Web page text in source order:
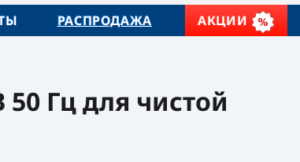
РАСПРОДАЖА АКЦИИ
Гц для чистой